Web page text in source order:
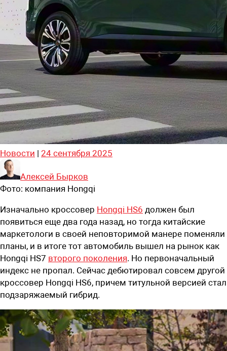
Новости | 24 сентября 2025
Алексей Бырков
Фото: компания Hongqi
Изначально кроссовер Hongqi HS6 должен был
появиться еще два года назад, но тогда китайские
маркетологи в своей неповторимой манере поменяли
планы, и в итоге тот автомобиль вышел на рынок как
Hongqi HS7 второго поколения. Но первоначальный
индекс не пропал. Сейчас дебютировал совсем другой
кроссовер Hongqi HS6, причем титульной версией стал
подзаряжаемый гибрид.